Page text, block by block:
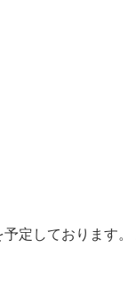
しております